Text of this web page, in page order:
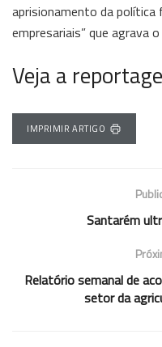
aprisionamento da
empresariais” que agrava
Veja a
IMPRIMIR ARTIGO
Santarém
Relatório semanal de
setor da